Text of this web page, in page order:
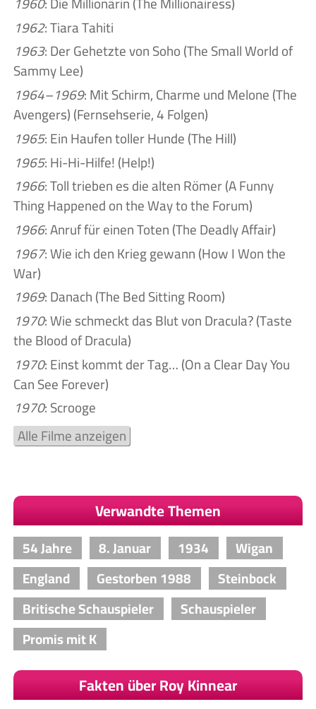
1962: Tiara Tahiti
1963: Der Gehetzte von Soho (The Small World of
Sammy Lee)
1964–1969: Mit Schirm, Charme und Melone (The
Avengers) (Fernsehserie, 4 Folgen)
1965: Ein Haufen toller Hunde (The Hill)
1965: Hi-Hi-Hilfe! (Help!)
1966: Toll trieben es die alten Römer (A Funny
Thing Happened on the Way to the Forum)
1966: Anruf für einen Toten (The Deadly Affair)
1967: Wie ich den Krieg gewann (How I Won the
War)
1969: Danach (The Bed Sitting Room)
1970: Wie schmeckt das Blut von Dracula? (Taste
the Blood of Dracula)
1970: Einst kommt der Tag… (On a Clear Day You
Can See Forever)
1970: Scrooge
Alle Filme anzeigen
Verwandte Themen
54 Jahre 8. Januar 1934
Wigan
England
Gestorben 1988
Steinbock
Britische Schauspieler
Schauspieler
Promis mit K
Fakten über Roy Kinnear